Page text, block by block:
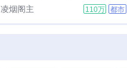
步，把握每一次机会，选对每一次
凌烟阁主 110万 都市